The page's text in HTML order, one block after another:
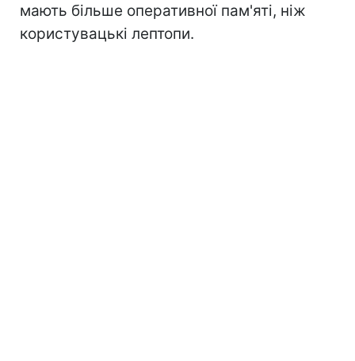
мають більше оперативної пам'яті, ніж
користувацькі лептопи.